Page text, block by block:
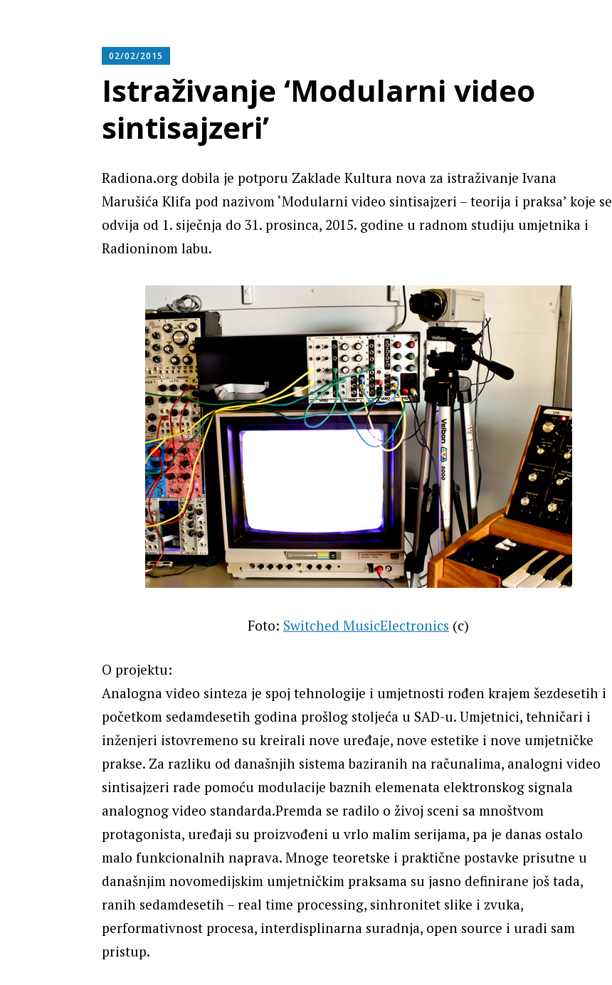
02/02/2015
Istraživanje ‘Modularni video
sintisajzeri’
Radiona.org dobila je potporu Zaklade Kultura nova za istraživanje Ivana
Marušića Klifa pod nazivom ‘Modularni video sintisajzeri – teorija i praksa’ koje se
odvija od 1. siječnja do 31. prosinca, 2015. godine u radnom studiju umjetnika i
Radioninom labu.
Foto: Switched MusicElectronics (c)
O projektu:
Analogna video sinteza je spoj tehnologije i umjetnosti rođen krajem šezdesetih i
početkom sedamdesetih godina prošlog stoljeća u SAD-u. Umjetnici, tehničari i
inženjeri istovremeno su kreirali nove uređaje, nove estetike i nove umjetničke
prakse. Za razliku od današnjih sistema baziranih na računalima, analogni video
sintisajzeri rade pomoću modulacije baznih elemenata elektronskog signala
analognog video standarda.Premda se radilo o živoj sceni sa mnoštvom
protagonista, uređaji su proizvođeni u vrlo malim serijama, pa je danas ostalo
malo funkcionalnih naprava. Mnoge teoretske i praktične postavke prisutne u
današnjim novomedijskim umjetničkim praksama su jasno definirane još tada,
ranih sedamdesetih – real time processing, sinhronitet slike i zvuka,
performativnost procesa, interdisplinarna suradnja, open source i uradi sam
pristup.